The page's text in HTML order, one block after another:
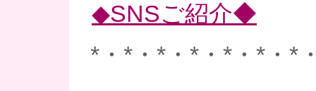
◆SNSご紹介◆
*・*・*・*・*・*・*